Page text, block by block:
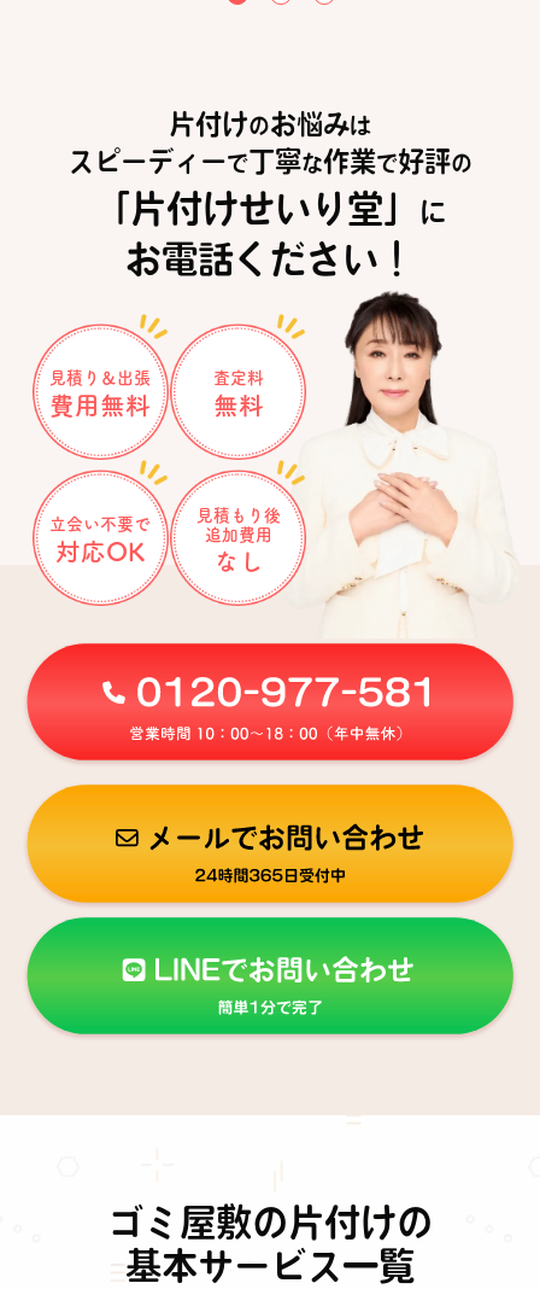
片付けのお悩みは
スピーディーで丁寧な作業で好評の
「片付けせいり堂」 に
お電話ください！
見積り＆出張
費用無料
査定料
無料
立会い不要で
対応OK
見積もり後
追加費用
なし
ゴミ屋敷の片付けの
基本サービス一覧